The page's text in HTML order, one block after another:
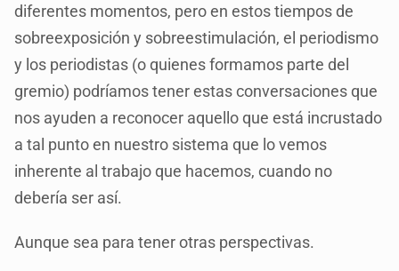
diferentes momentos, pero en estos tiempos de
sobreexposición y sobreestimulación, el periodismo
y los periodistas (o quienes formamos parte del
gremio) podríamos tener estas conversaciones que
nos ayuden a reconocer aquello que está incrustado
a tal punto en nuestro sistema que lo vemos
inherente al trabajo que hacemos, cuando no
debería ser así.
Aunque sea para tener otras perspectivas.